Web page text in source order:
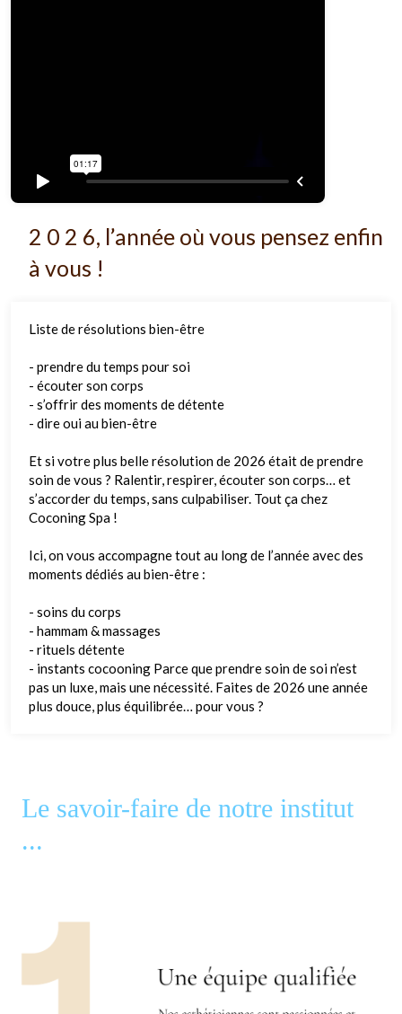
2 0 2 6, l’année où vous pensez enfin
à vous !
Liste de résolutions bien-être
- prendre du temps pour soi
- écouter son corps
- s’offrir des moments de détente
- dire oui au bien-être
Et si votre plus belle résolution de 2026 était de prendre
soin de vous ? Ralentir, respirer, écouter son corps… et
s’accorder du temps, sans culpabiliser. Tout ça chez
Coconing Spa !
Ici, on vous accompagne tout au long de l’année avec des
moments dédiés au bien-être :
- soins du corps
- hammam & massages
- rituels détente
- instants cocooning Parce que prendre soin de soi n’est
pas un luxe, mais une nécessité. Faites de 2026 une année
plus douce, plus équilibrée… pour vous ?
Le savoir-faire de notre institut
...